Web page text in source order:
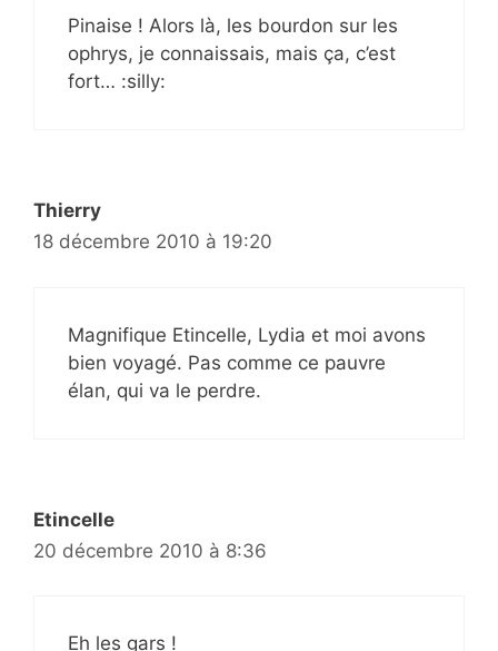
Pinaise ! Alors là, les bourdon sur les
ophrys, je connaissais, mais ça, c’est
fort… :silly:
Thierry
18 décembre 2010 à 19:20
Magnifique Etincelle, Lydia et moi avons
bien voyagé. Pas comme ce pauvre
élan, qui va le perdre.
Etincelle
20 décembre 2010 à 8:36
Eh les gars !